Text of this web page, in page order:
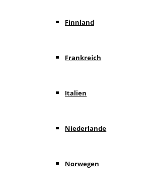
Finnland
Frankreich
Italien
Niederlande
Norwegen